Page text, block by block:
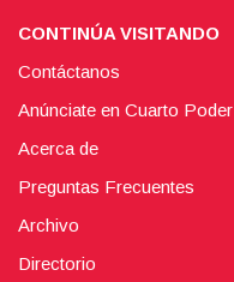
CONTINÚA VISITANDO
Contáctanos
Anúnciate en Cuarto Poder
Acerca de
Preguntas Frecuentes
Archivo
Directorio